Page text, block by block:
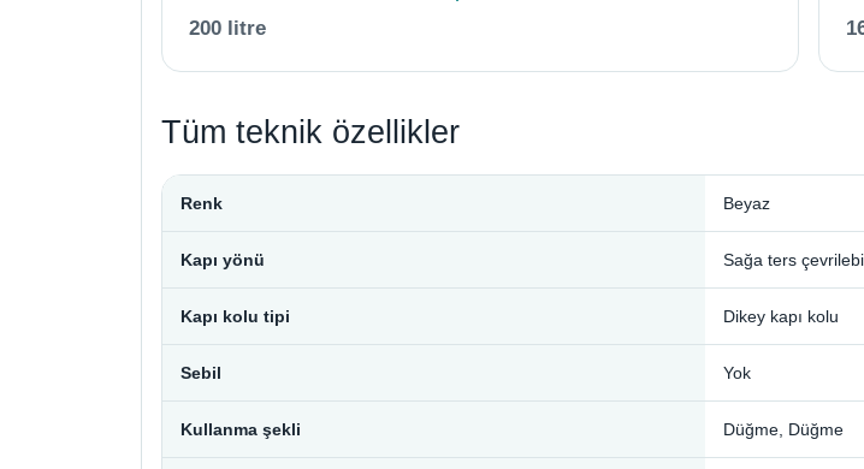
200 litre
Tüm teknik özellikler
Renk Beyaz
Kapı yönü Sağa ters
Kapı kolu tipi Dikey kapı kolu
Sebil Yok
Kullanma şekli Düğme, Düğme